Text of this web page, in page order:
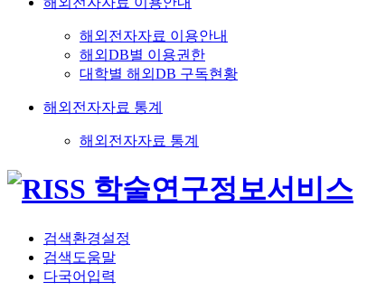
해외전자자료 이용안내
해외DB별 이용권한
대학별 해외DB 구독현황
해외전자자료 통계
해외전자자료 통계
검색환경설정
검색도움말
다국어입력